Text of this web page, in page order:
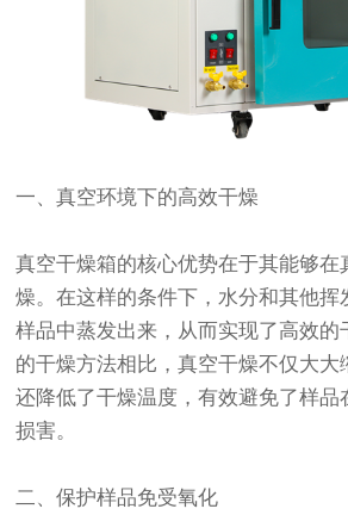
一、真空环境下的高效干燥
真空干燥箱的核心优势在于其能够在
燥。在这样的条件下，水分和其他挥
样品中蒸发出来，从而实现了高效的
的干燥方法相比，真空干燥不仅大大
还降低了干燥温度，有效避免了样品
损害。
二、保护样品免受氧化